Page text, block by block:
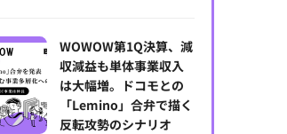
WOWOW第1Q決算、減
収減益も単体事業収入
は大幅増。ドコモとの
「Lemino」合弁で描く
反転攻勢のシナリオ